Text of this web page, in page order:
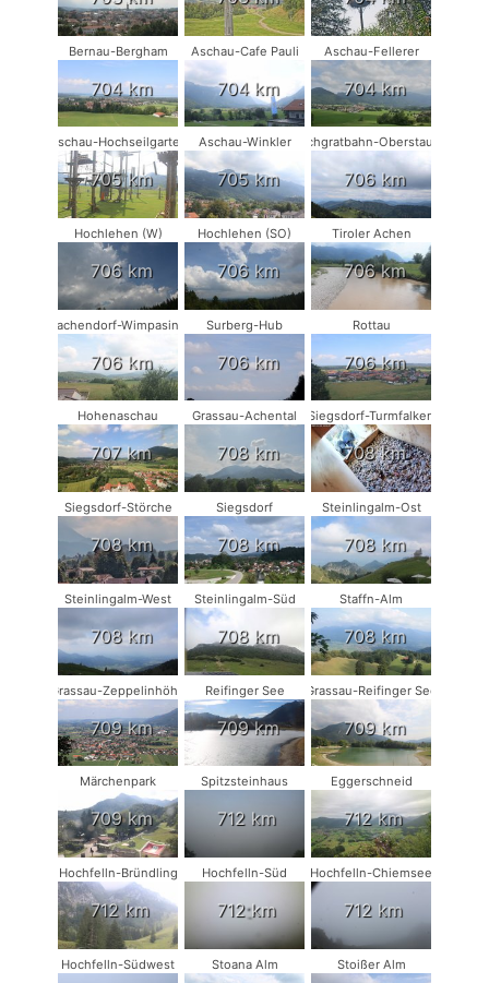
Bernau-Bergham
704 km
Aschau-Cafe Pauli
704 km
Aschau-Fellerer
704 km
Aschau-Hochseilgarten
705 km
Aschau-Winkler
705 km
Hochgratbahn-Oberstaufen
706 km
Hochlehen (W)
706 km
Hochlehen (SO)
706 km
Tiroler Achen
706 km
Vachendorf-Wimpasing
706 km
Surberg-Hub
706 km
Rottau
706 km
Hohenaschau
707 km
Grassau-Achental
708 km
Siegsdorf-Turmfalken
708 km
Siegsdorf-Störche
708 km
Siegsdorf
708 km
Steinlingalm-Ost
708 km
Steinlingalm-West
708 km
Steinlingalm-Süd
708 km
Staffn-Alm
708 km
Grassau-Zeppelinhöhe
709 km
Reifinger See
709 km
Grassau-Reifinger See
709 km
Märchenpark
709 km
Spitzsteinhaus
712 km
Eggerschneid
712 km
Hochfelln-Bründling
712 km
Hochfelln-Süd
712 km
Hochfelln-Chiemsee
712 km
Hochfelln-Südwest Stoana Alm Stoißer Alm